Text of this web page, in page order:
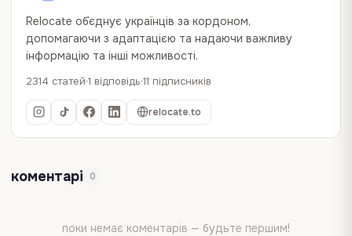
Relocate об`єднує українців за кордоном,
допомагаючи з адаптацією та надаючи важливу
інформацію та інші можливості.
2314 статей 1 відповідь 11 підписників
relocate.to
коментарі 0
поки немає коментарів — будьте першим!